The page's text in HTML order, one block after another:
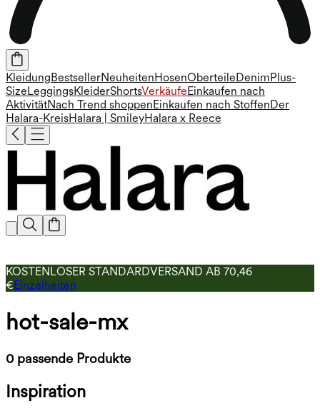
Kleidung BestsellerNeuheiten HosenOberteile Denim Plus-
Size LeggingsKleiderShortsVerkäufe Einkaufen nach
AktivitätNach Trend shoppen Einkaufen nach Stoffen Der
Halara-KreisHalara | SmileyHalara x Reece
KOSTENLOSER STANDARDVERSAND AB 70,46
€ Einzelheiten
hot-sale-mx
0 passende Produkte
Inspiration